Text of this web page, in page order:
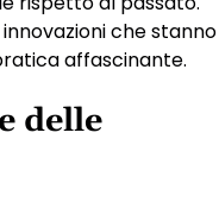
che stanno
affascinante.
delle